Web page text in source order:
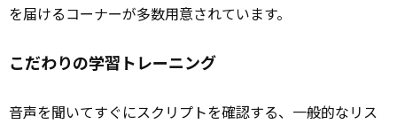
を届けるコーナーが多数用意されています。
こだわりの学習トレーニング
音声を聞いてすぐにスクリプトを確認する、一般的なリス